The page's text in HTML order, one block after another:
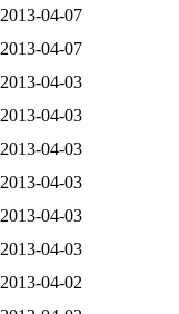
2013-04-07
2013-04-07
2013-04-03
2013-04-03
2013-04-03
2013-04-03
2013-04-03
2013-04-03
2013-04-02